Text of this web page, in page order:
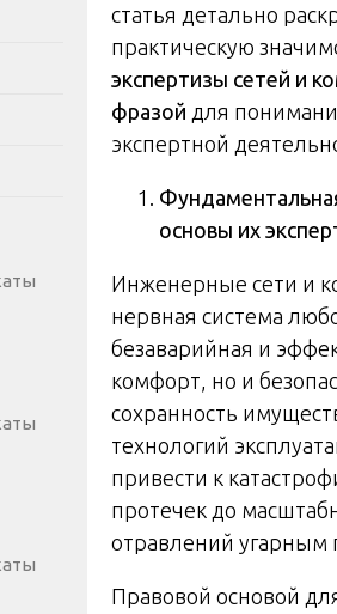
статья детально
практическую
экспертизы сетей и
фразой для
экспертной
основы их
Инженерные сети и
нервная система
безаварийная и
комфорт, но и
сохранность
технологий
привести к
протечек до
отравлений угарным
Правовой основой